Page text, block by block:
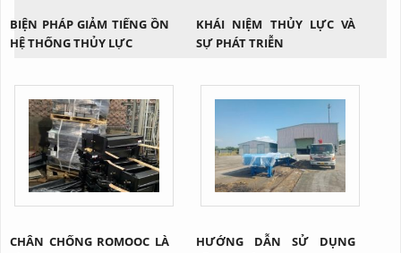
BIỆN PHÁP GIẢM TIẾNG ỒN
HỆ THỐNG THỦY LỰC
KHÁI NIỆM THỦY LỰC VÀ
SỰ PHÁT TRIỄN
CHÂN CHỐNG ROMOOC LÀ
HƯỚNG DẪN SỬ DỤNG